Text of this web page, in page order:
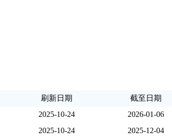
刷新日期 截至日期
2025-10-24
2026-01-06
2025-10-24 2025-12-04